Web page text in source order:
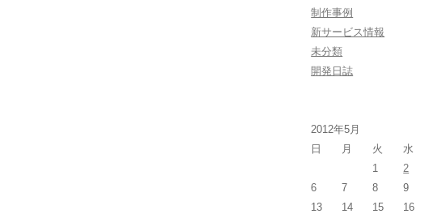
制作事例
新サービス情報
未分類
開発日誌
2012年5月
日
月 火 水
1
2
6
7 8 9
13
14 15 16